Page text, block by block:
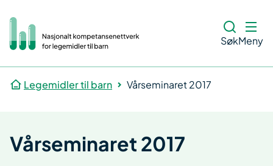
SøkMeny
Legemidler til barn Vårseminaret 2017
Vårseminaret 2017